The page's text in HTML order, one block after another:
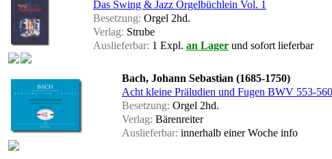
Das Swing & Jazz Orgelbüchlein Vol. 1
Besetzung: Orgel 2hd.
Verlag: Strube
Auslieferbar: 1 Expl. an Lager und sofort lieferbar
Bach, Johann Sebastian (1685-1750)
Acht kleine Präludien und Fugen BWV 553-
Besetzung: Orgel 2hd.
Verlag: Bärenreiter
Auslieferbar: innerhalb einer Woche info